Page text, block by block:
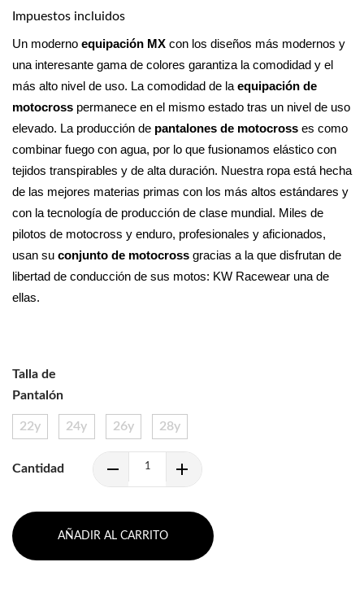
Impuestos incluidos
Un moderno equipación MX con los diseños más modernos y
una interesante gama de colores garantiza la comodidad y el
más alto nivel de uso. La comodidad de la equipación de
motocross permanece en el mismo estado tras un nivel de uso
elevado. La producción de pantalones de motocross es como
combinar fuego con agua, por lo que fusionamos elástico con
tejidos transpirables y de alta duración. Nuestra ropa está hecha
de las mejores materias primas con los más altos estándares y
con la tecnología de producción de clase mundial. Miles de
pilotos de motocross y enduro, profesionales y aficionados,
usan su conjunto de motocross gracias a la que disfrutan de
libertad de conducción de sus motos: KW Racewear una de
ellas.
Talla de
Pantalón
22y 24y 26y 28y
Cantidad
AÑADIR AL CARRITO